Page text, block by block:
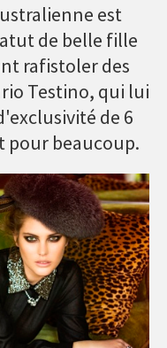
est
de belle fille
rafistoler des
Testino, qui lui
de 6
pour beaucoup.